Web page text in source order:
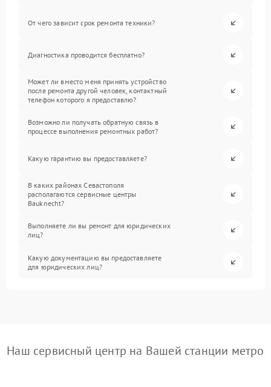
От чего зависит срок ремонта техники?
Диагностика проводится бесплатно?
Может ли вместо меня принять устройство
после ремонта другой человек, контактный
телефон которого я предоставлю?
Возможно ли получать обратную связь в
процессе выполнения ремонтных работ?
Какую гарантию вы предоставляете?
В каких районах Севастополя
располагаются сервисные центры
Bauknecht?
Выполняете ли вы ремонт для юридических
лиц?
Какую документацию вы предоставляете
для юридических лиц?
Наш сервисный центр на Вашей станции метро